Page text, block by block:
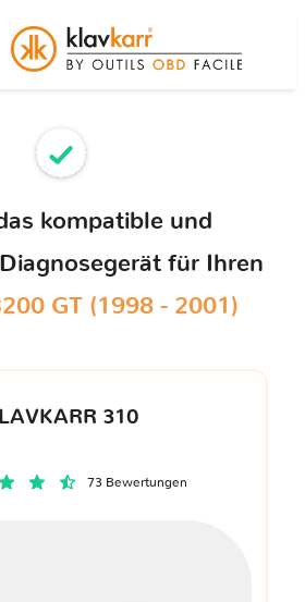
kompatible und
für Ihren
GT (1998 - 2001)
310
73 Bewertungen